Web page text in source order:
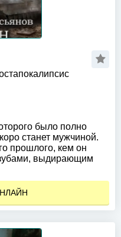
было полно
станет мужчиной.
прошлого, кем он
выдирающим